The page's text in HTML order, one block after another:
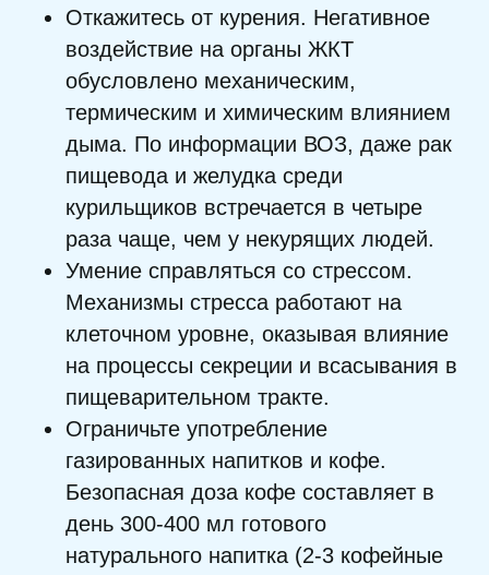
Откажитесь от курения. Негативное
воздействие на органы ЖКТ
обусловлено механическим,
термическим и химическим влиянием
дыма. По информации ВОЗ, даже рак
пищевода и желудка среди
курильщиков встречается в четыре
раза чаще, чем у некурящих людей.
Умение справляться со стрессом.
Механизмы стресса работают на
клеточном уровне, оказывая влияние
на процессы секреции и всасывания в
пищеварительном тракте.
Ограничьте употребление
газированных напитков и кофе.
Безопасная доза кофе составляет в
день 300-400 мл готового
натурального напитка (2-3 кофейные